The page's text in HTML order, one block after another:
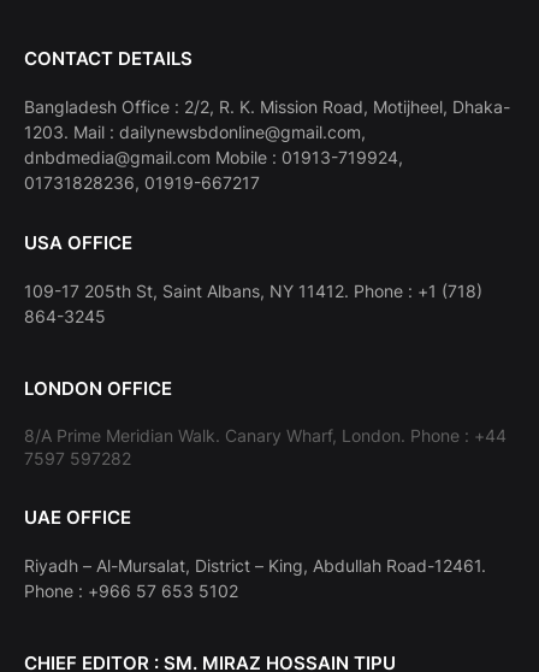
CONTACT DETAILS
Bangladesh Office : 2/2, R. K. Mission Road, Motijheel, Dhaka-
1203. Mail : dailynewsbdonline@gmail.com,
dnbdmedia@gmail.com Mobile : 01913-719924,
01731828236, 01919-667217
USA OFFICE
109-17 205th St, Saint Albans, NY 11412. Phone : +1 (718)
864-3245
LONDON OFFICE
8/A Prime Meridian Walk. Canary Wharf, London. Phone : +44
7597 597282
UAE OFFICE
Riyadh – Al-Mursalat, District – King, Abdullah Road-12461.
Phone : +966 57 653 5102
CHIEF EDITOR : SM. MIRAZ HOSSAIN TIPU